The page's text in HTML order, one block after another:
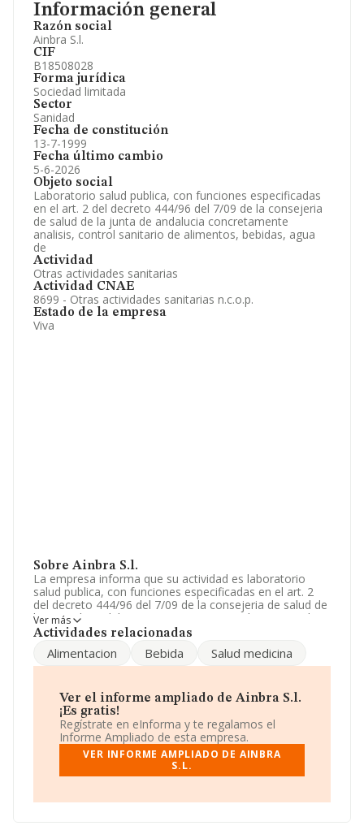
Información general
Razón social
Ainbra S.l.
CIF
B18508028
Forma jurídica
Sociedad limitada
Sector
Sanidad
Fecha de constitución
13-7-1999
Fecha último cambio
5-6-2026
Objeto social
Laboratorio salud publica, con funciones especificadas
en el art. 2 del decreto 444/96 del 7/09 de la consejeria
de salud de la junta de andalucia concretamente
analisis, control sanitario de alimentos, bebidas, agua
de
Actividad
Otras actividades sanitarias
Actividad CNAE
8699 - Otras actividades sanitarias n.c.o.p.
Estado de la empresa
Viva
Sobre Ainbra S.l.
La empresa informa que su actividad es laboratorio
salud publica, con funciones especificadas en el art. 2
del decreto 444/96 del 7/09 de la consejeria de salud de
la junta de andalucia concretamente analisis, control
sanitario de alimentos, bebidas, agua de. La empresa es
con código '%cnae%'. No realiza actividad de
importación y/o exportación.
El número de empleados ha sido el mismo con respecto
al 2023 y según los datos a disposición de INFORMA, ha
tenido un número de empleados por debajo de la media
de sector.
Dentro del ranking de empresas elaborado por
INFORMA, atendiendo a los niveles de facturación,
subido de 32 puestos en el ranking sectorial, pasando
Ver más
Actividades relacionadas
Alimentacion Bebida Salud medicina
Ver el informe ampliado de Ainbra S.l.
¡Es gratis!
Regístrate en eInforma y te regalamos el
Informe Ampliado de esta empresa.
VER INFORME AMPLIADO DE AINBRA
S.L.